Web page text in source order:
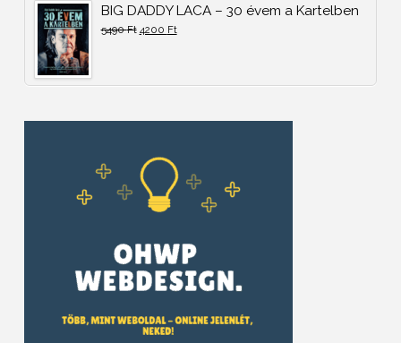
BIG DADDY LACA – 30 évem a Kartelben
5490Ft 4200 Ft